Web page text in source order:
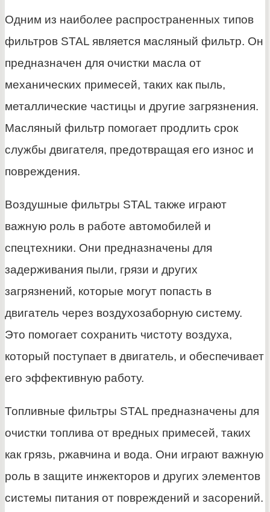
Одним из наиболее распространенных типов
фильтров STAL является масляный фильтр. Он
предназначен для очистки масла от
механических примесей, таких как пыль,
металлические частицы и другие загрязнения.
Масляный фильтр помогает продлить срок
службы двигателя, предотвращая его износ и
повреждения.
Воздушные фильтры STAL также играют
важную роль в работе автомобилей и
спецтехники. Они предназначены для
задерживания пыли, грязи и других
загрязнений, которые могут попасть в
двигатель через воздухозаборную систему.
Это помогает сохранить чистоту воздуха,
который поступает в двигатель, и обеспечивает
его эффективную работу.
Топливные фильтры STAL предназначены для
очистки топлива от вредных примесей, таких
как грязь, ржавчина и вода. Они играют важную
роль в защите инжекторов и других элементов
системы питания от повреждений и засорений.